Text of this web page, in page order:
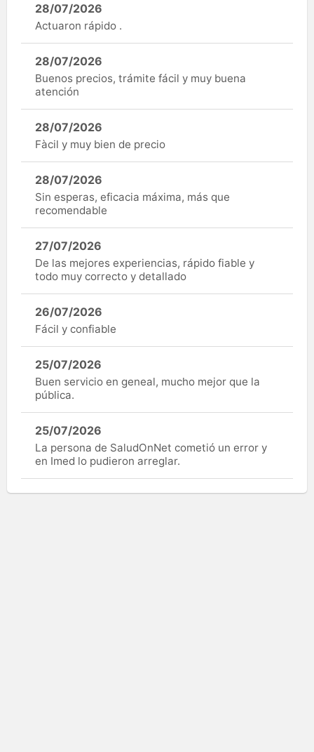
28/07/2026
Actuaron rápido .
28/07/2026
Buenos precios, trámite fácil y muy buena
atención
28/07/2026
Fàcil y muy bien de precio
28/07/2026
Sin esperas, eficacia máxima, más que
recomendable
27/07/2026
De las mejores experiencias, rápido fiable y
todo muy correcto y detallado
26/07/2026
Fácil y confiable
25/07/2026
Buen servicio en geneal, mucho mejor que la
pública.
25/07/2026
La persona de SaludOnNet cometió un error y
en Imed lo pudieron arreglar.